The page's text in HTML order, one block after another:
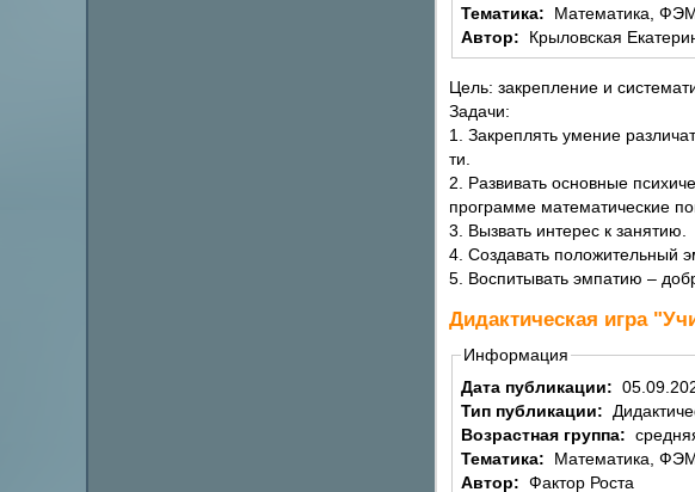
Тематика:
Математика,
Автор:
Крыловская
Цель: закрепление и
Задачи:
1. Закреплять умение
ти.
2. Развивать основные
программе математические
3. Вызвать интерес к занятию.
4. Создавать положительный
5. Воспитывать эмпатию –
Дидактическая игра
Информация
Дата публикации:
Тип публикации:
Возрастная группа:
Тематика:
Математика,
Автор: Фактор Роста